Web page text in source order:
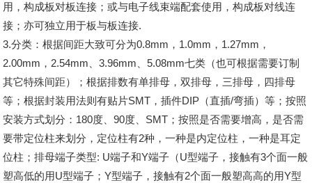
用，构成板对板连接；或与电子线束端配套使用，构成板对线连
接；亦可独立用于板与板连接.
3.分类：根据间距大致可分为0.8mm，1.0mm，1.27mm，
2.00mm，2.54mm、3.96mm、5.08mm七类（也可根据需要订制
其它特殊间距）；根据排数有单排母，双排母，三排母，四排母
等；根据封装用法则有贴片SMT，插件DIP（直插/弯插）等；按照
安装方式划分：180度、90度、SMT；按照是否需要增高，是否需
要带定位柱来划分，定位柱有2种，一种是内定位柱，一种是耳定
位柱；排母端子类型: U端子和Y端子（U型端子，接触有3个面一般
塑高低的用U型端子；Y型端子，接触有2个面一般塑高高的用Y型